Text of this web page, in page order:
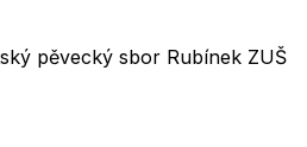
pěvecký sbor Rubínek ZUŠ